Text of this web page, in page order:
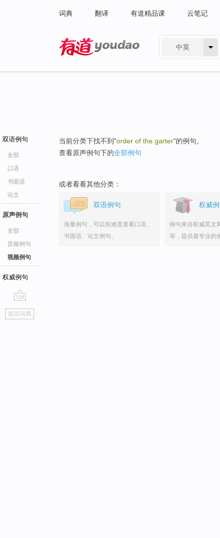
词典 翻译 有道精品课 云笔记
中英
双语例句
全部
口语
书面语
论文
原声例句
全部
音频例句
视频例句
权威例句
go
top
返回词典
当前分类下找不到"order of the garter"的例句。
查看原声例句下的全部例句
或者看看其他分类：
双语例句
海量例句，可以按难度查看口语、
书面语、论文例句。
权威
例句来自权威英文
等，提供最专业的